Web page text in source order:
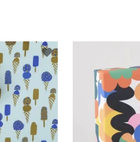
favorite